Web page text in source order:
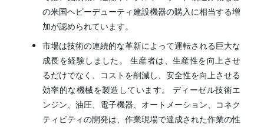
の米国ヘビーデューティ建設機器の購入に相当する増
加が認められています。
市場は技術の連続的な革新によって運転される巨大な
成長を経験しました。 生産者は、生産性を向上させ
るだけでなく、コストを削減し、安全性を向上させる
効率的な機械を製造しています。 ディーゼル技術エ
ンジン、油圧、電子機器、オートメーション、コネク
ティビティの開発は、作業現場で達成された作業の性